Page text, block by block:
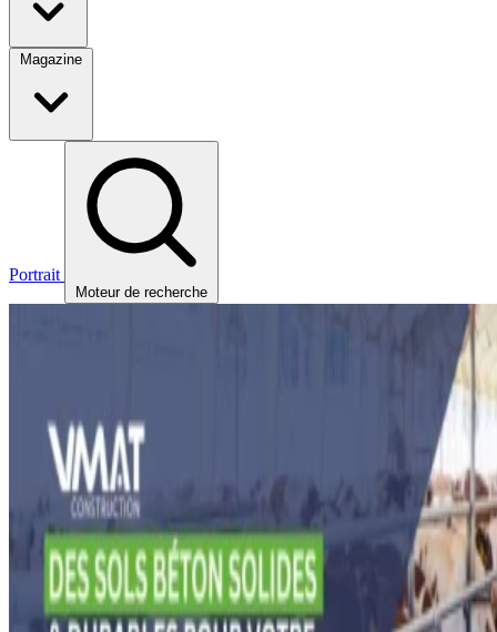
Magazine
Portrait
Moteur de recherche